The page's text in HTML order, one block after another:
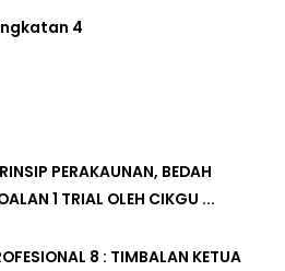
4
PERAKAUNAN, BEDAH
1 TRIAL OLEH CIKGU ...
8 : TIMBALAN KETUA